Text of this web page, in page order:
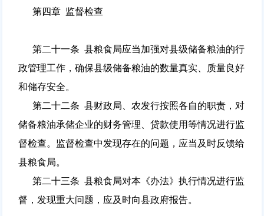
第四章 监督检查
第二十一条 县粮食局应当加强对县级储备粮油的行
政管理工作，确保县级储备粮油的数量真实、质量良好
和储存安全。
第二十二条 县财政局、农发行按照各自的职责，对
储备粮油承储企业的财务管理、贷款使用等情况进行监
督检查。监督检查中发现存在的问题，应当及时反馈给
县粮食局。
第二十三条 县粮食局对本《办法》执行情况进行监
督，发现重大问题，应及时向县政府报告。